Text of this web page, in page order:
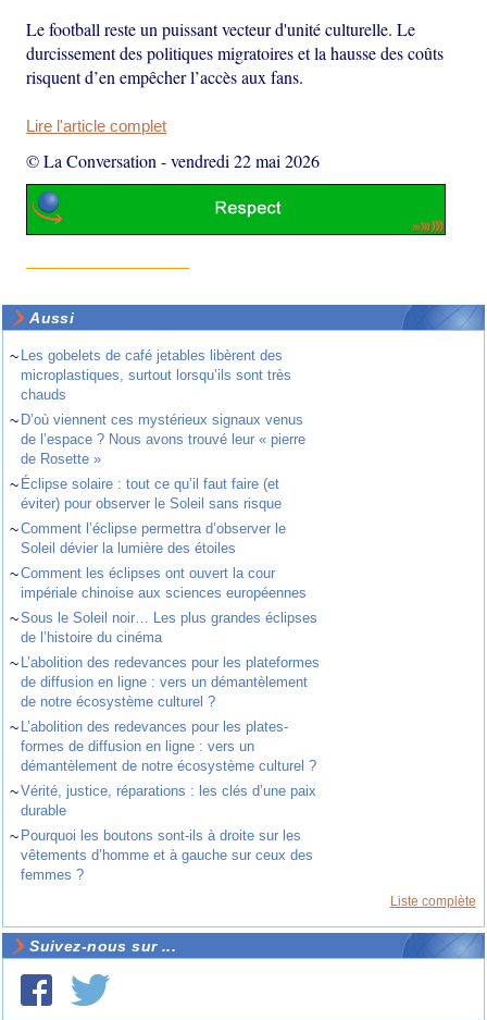
Le football reste un puissant vecteur d'unité culturelle. Le
durcissement des politiques migratoires et la hausse des coûts
risquent d’en empêcher l’accès aux fans.
Lire l'article complet
© La Conversation -vendredi 22 mai 2026
Aussi
~ Les gobelets de café jetables libèrent des
microplastiques, surtout lorsqu’ils sont très
chauds
~ D’où viennent ces mystérieux signaux venus
de l’espace ? Nous avons trouvé leur « pierre
de Rosette »
~ Éclipse solaire : tout ce qu’il faut faire (et
éviter) pour observer le Soleil sans risque
~Comment l’éclipse permettra d’observer le
Soleil dévier la lumière des étoiles
~Comment les éclipses ont ouvert la cour
impériale chinoise aux sciences européennes
~Sous le Soleil noir… Les plus grandes éclipses
de l’histoire du cinéma
~ L’abolition des redevances pour les plateformes
de diffusion en ligne : vers un démantèlement
de notre écosystème culturel ?
~ L’abolition des redevances pour les plates-
formes de diffusion en ligne : vers un
démantèlement de notre écosystème culturel ?
~Vérité, justice, réparations : les clés d’une paix
durable
~ Pourquoi les boutons sont-ils à droite sur les
vêtements d’homme et à gauche sur ceux des
femmes ?
Liste complète
Suivez-nous sur ...